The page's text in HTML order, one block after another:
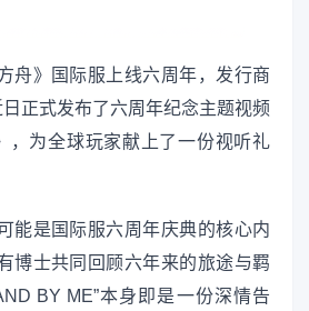
》国际服上线六周年，发行商
正式发布了六周年纪念主题视频
，为全球玩家献上了一份视听礼
是国际服六周年庆典的核心内
博士共同回顾六年来的旅途与羁
BY ME”本身即是一份深情告